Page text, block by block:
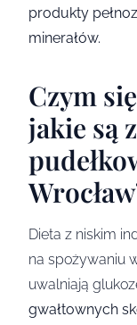
produkty
minerałów.
Czym
jakie są
Dieta z niskim
na spożywaniu
uwalniają
gwałtownych